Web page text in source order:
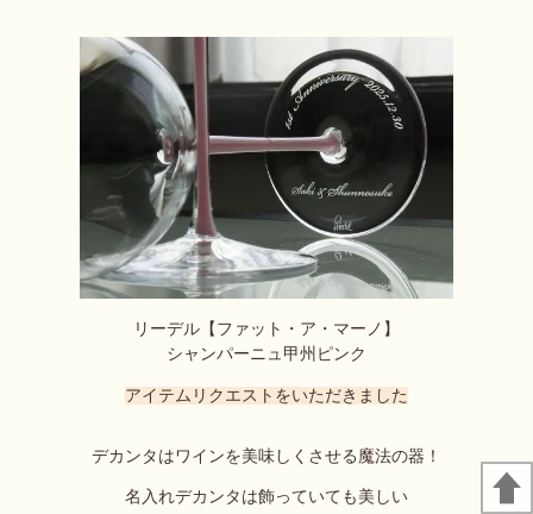
リーデル【ファット・ア・マーノ】
シャンパーニュ甲州ピンク
アイテムリクエストをいただきました
デカンタはワインを美味しくさせる魔法の器！
名入れデカンタは飾っていても美しい